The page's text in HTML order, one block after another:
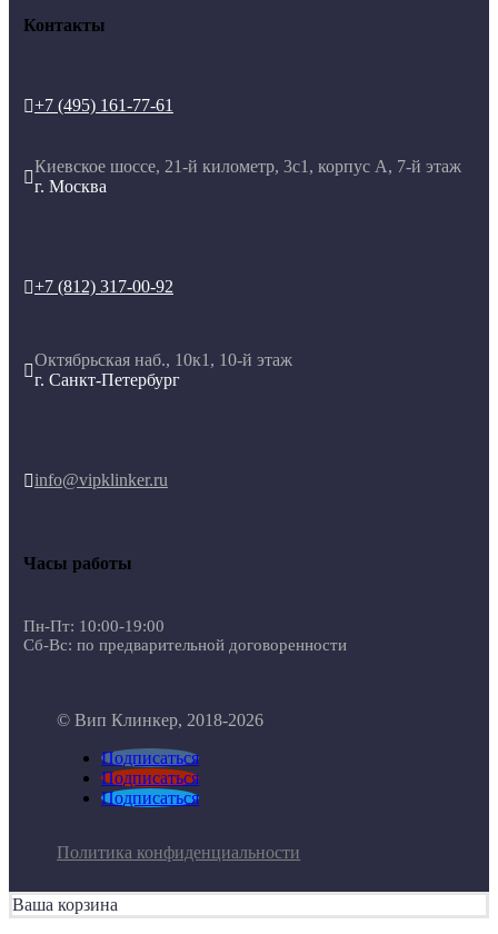
Контакты
+7 (495) 161-77-61

Киевское шоссе, 21-й километр, 3с1, корпус А, 7-й этаж
г. Москва
+7 (812) 317-00-92

Октябрьская наб., 10к1, 10-й этаж
г. Санкт-Петербург
info@vipklinker.ru
Часы работы
Пн-Пт: 10:00-19:00
Сб-Вс: по предварительной договоренности
© Вип Клинкер, 2018-2026
Подписаться
Подписаться
Подписаться
Политика конфиденциальности
Ваша корзина